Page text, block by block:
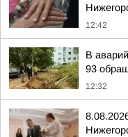
12:42
В
93
12:32